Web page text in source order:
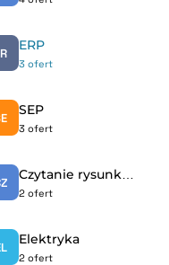
ERP
3 ofert
SEP
3 ofert
2 ofert
Elektryka
2 ofert